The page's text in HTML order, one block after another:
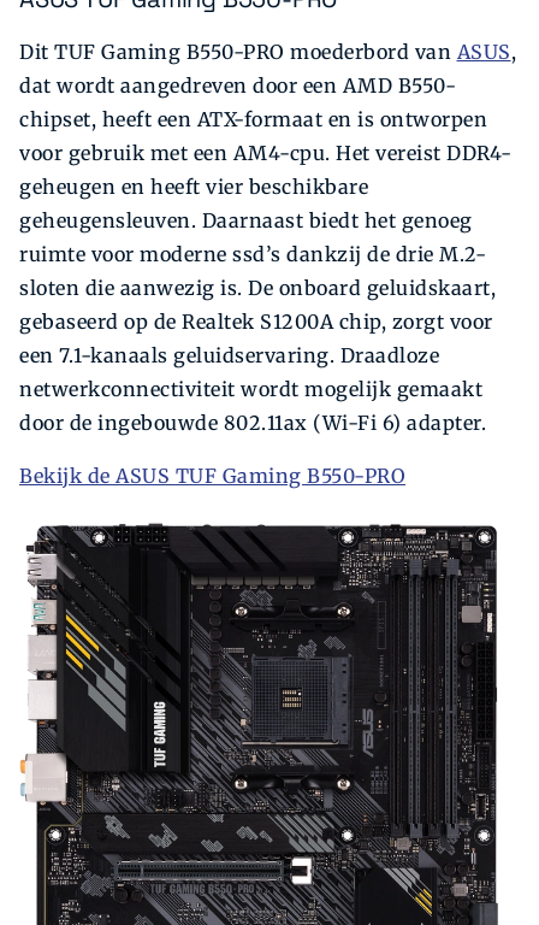
Dit TUF Gaming B550-PRO moederbord van ASUS,
dat wordt aangedreven door een AMD B550-
chipset, heeft een ATX-formaat en is ontworpen
voor gebruik met een AM4-cpu. Het vereist DDR4-
geheugen en heeft vier beschikbare
geheugensleuven. Daarnaast biedt het genoeg
ruimte voor moderne ssd’s dankzij de drie M.2-
sloten die aanwezig is. De onboard geluidskaart,
gebaseerd op de Realtek S1200A chip, zorgt voor
een 7.1-kanaals geluidservaring. Draadloze
netwerkconnectiviteit wordt mogelijk gemaakt
door de ingebouwde 802.11ax (Wi-Fi 6) adapter.
Bekijk de ASUS TUF Gaming B550-PRO